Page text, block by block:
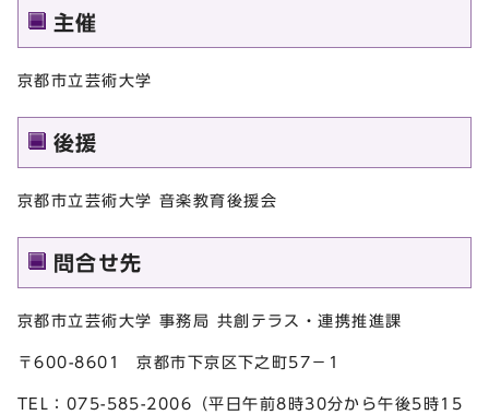
主催
京都市立芸術大学
後援
京都市立芸術大学 音楽教育後援会
問合せ先
京都市立芸術大学 事務局 共創テラス・連携推進課
〒600-8601 京都市下京区下之町57－1
TEL：075-585-2006（平日午前8時30分から午後5時15